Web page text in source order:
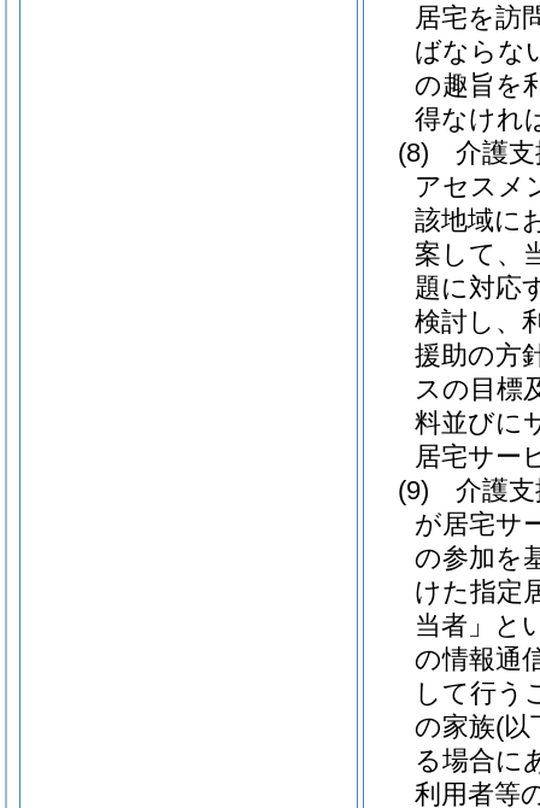
居宅を訪
ばならな
の趣旨を
得なけれ
(8)
介護
アセスメ
該地域に
案して、
題に対応
検討し、
援助の方
スの目標
料並びに
居宅サー
(9)
介護
が居宅サ
の参加を
けた指定
当者」と
の情報通
して行う
の家族(以
る場合に
利用者等